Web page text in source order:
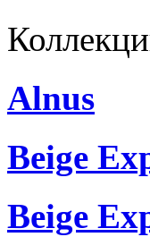
Alnus
Beige
Beige